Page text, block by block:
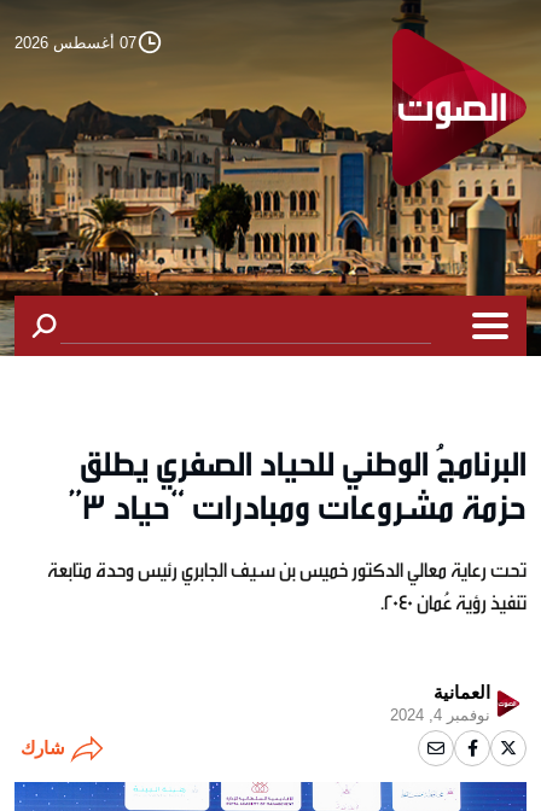
07 أغسطس 2026
البرنامجُ الوطني للحياد الصفري يطلق
حزمة مشروعات ومبادرات “حياد 3”
تحت رعاية معالي الدكتور خميس بن سيف الجابري رئيس وحدة متابعة
تنفيذ رؤية عُمان 2040.
العمانية
نوفمبر 4, 2024
شارك